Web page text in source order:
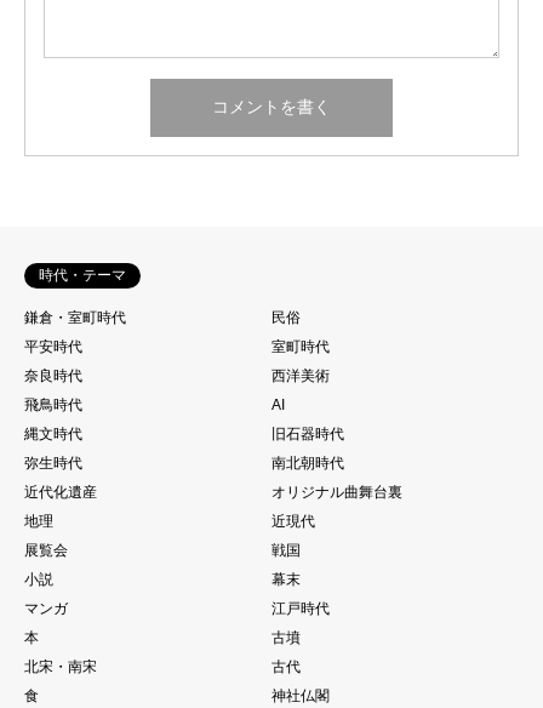
時代・テーマ
鎌倉・室町時代
民俗
平安時代
室町時代
奈良時代
西洋美術
飛鳥時代
AI
縄文時代
旧石器時代
弥生時代
南北朝時代
近代化遺産
オリジナル曲舞台裏
地理
近現代
展覧会
戦国
小説
幕末
マンガ
江戸時代
本
古墳
北宋・南宋
古代
食
神社仏閣